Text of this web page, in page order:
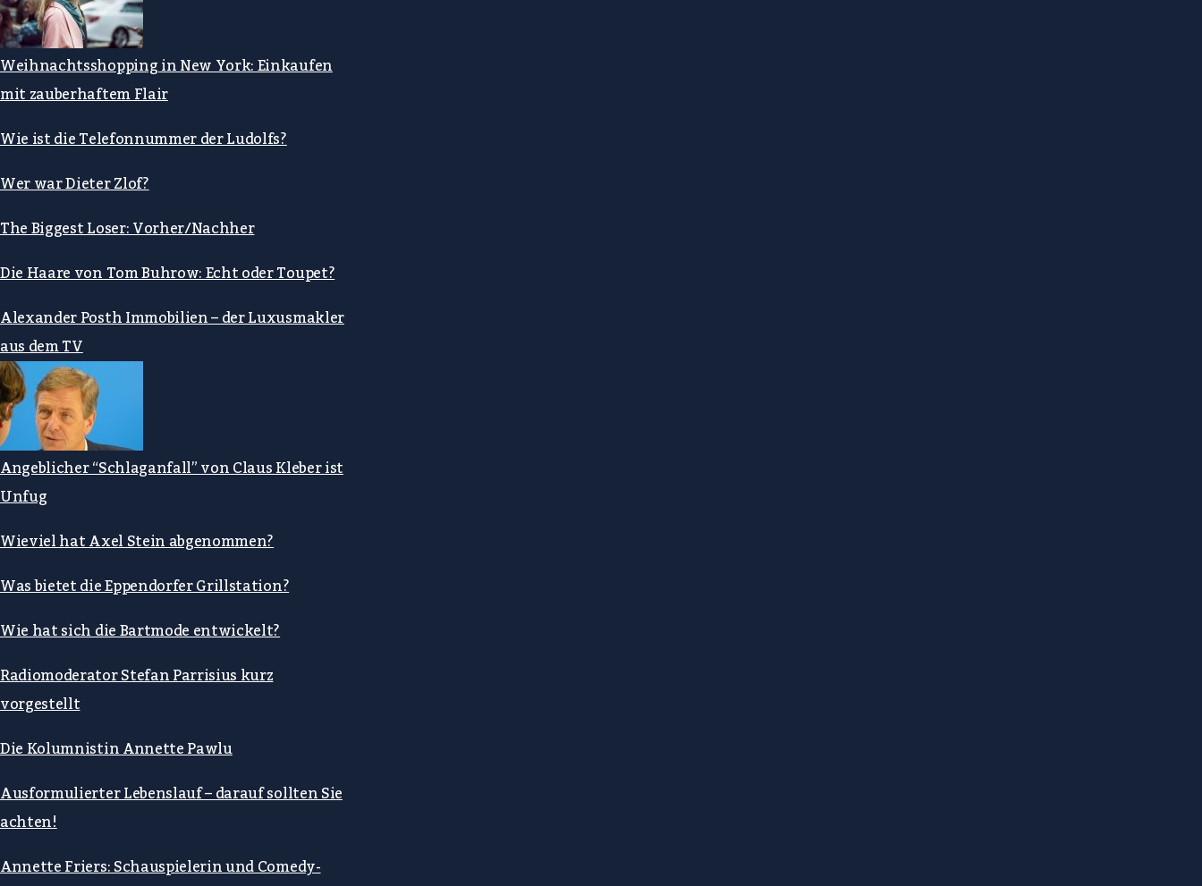
Weihnachtsshopping in New York: Einkaufen
mit zauberhaftem Flair
Wie ist die Telefonnummer der Ludolfs?
Wer war Dieter Zlof?
The Biggest Loser: Vorher/Nachher
Die Haare von Tom Buhrow: Echt oder Toupet?
Alexander Posth Immobilien – der Luxusmakler
aus dem TV
Angeblicher “Schlaganfall” von Claus Kleber ist
Unfug
Wieviel hat Axel Stein abgenommen?
Was bietet die Eppendorfer Grillstation?
Wie hat sich die Bartmode entwickelt?
Radiomoderator Stefan Parrisius kurz
vorgestellt
Die Kolumnistin Annette Pawlu
Ausformulierter Lebenslauf – darauf sollten Sie
achten!
Annette Friers: Schauspielerin und Comedy-